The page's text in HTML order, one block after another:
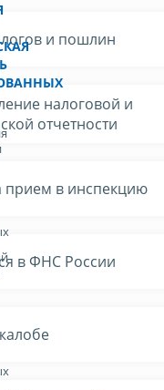
и пошлин
налоговой и
отчетности
прием в инспекцию
в ФНС России